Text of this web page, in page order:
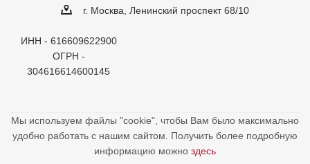
г. Москва, Ленинский проспект 68/10
ИНН - 616609622900
ОГРН -
304616614600145
Мы используем файлы "cookie", чтобы Вам было максимально
удобно работать с нашим сайтом. Получить более подробную
информацию можно здесь